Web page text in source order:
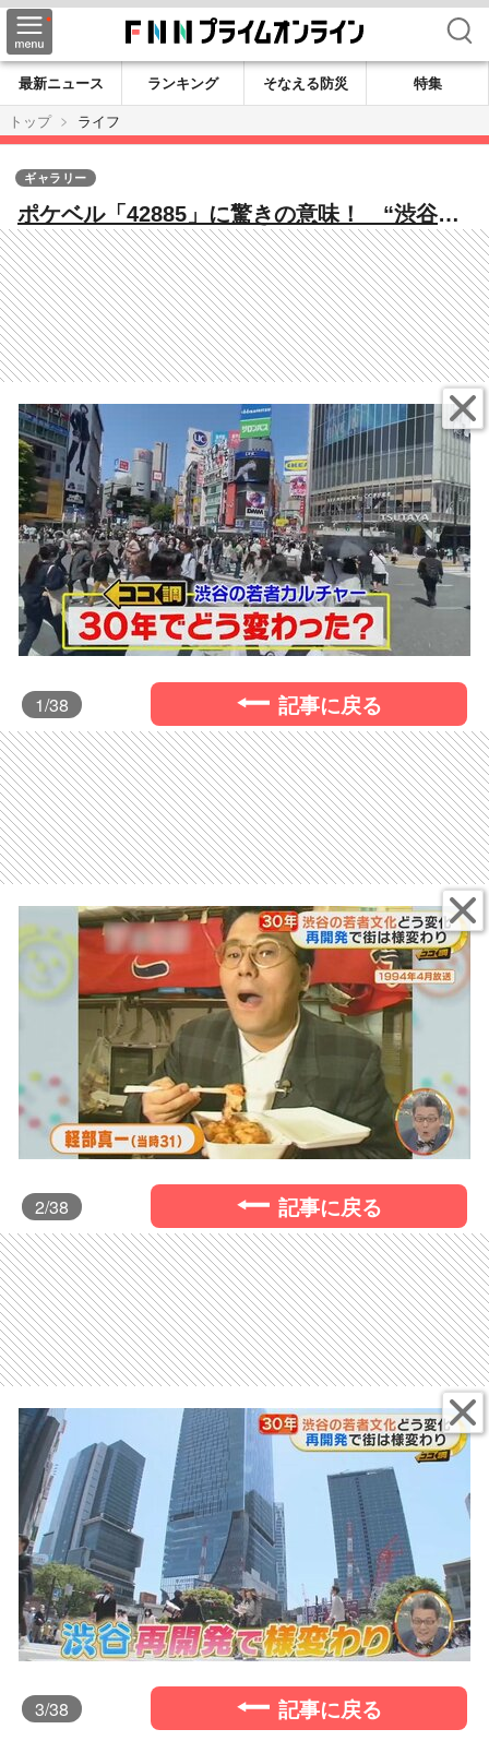
検索
最新ニュース ランキング そなえる防災
特集
トップ
ライフ
ポケベル「42885」に驚きの意味！ “渋谷の
若者文化”30年の変化…女子高生の必携品は
「アルバム」から「グミ」に
ギャラリー
1/38 記事に戻る
2/38 記事に戻る
3/38 記事に戻る